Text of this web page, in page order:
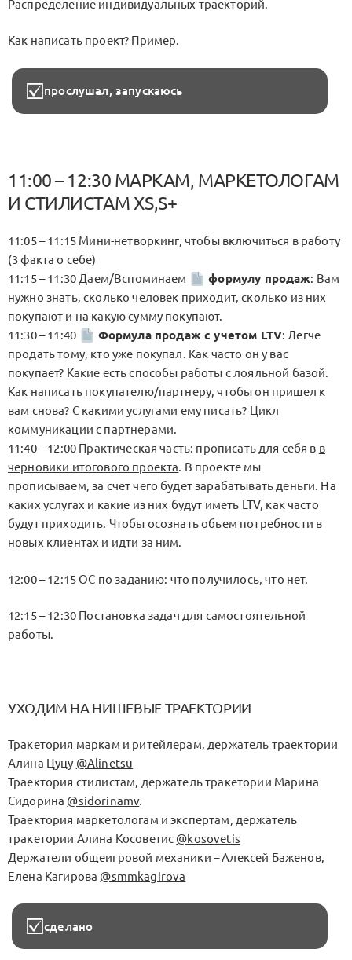
Распределение индивидуальных траекторий.
Как написать проект? Пример.
прослушал, запускаюсь
11:00 – 12:30 МАРКАМ, МАРКЕТОЛОГАМ
И СТИЛИСТАМ XS,S+
11:05 – 11:15 Мини-нетворкинг, чтобы включиться в работу
(3 факта о себе)
11:15 – 11:30 Даем/Вспоминаем
формулу продаж: Вам
нужно знать, сколько человек приходит, сколько из них
покупают и на какую сумму покупают.
11:30 – 11:40
Формула продаж с учетом LTV: Легче
продать тому, кто уже покупал. Как часто он у вас
покупает? Какие есть способы работы с лояльной базой.
Как написать покупателю/партнеру, чтобы он пришел к
вам снова? С какими услугами ему писать? Цикл
коммуникации с партнерами.
11:40 – 12:00 Практическая часть: прописать для себя в в
черновики итогового проекта. В проекте мы
прописываем, за счет чего будет зарабатывать деньги. На
каких услугах и какие из них будут иметь LTV, как часто
будут приходить. Чтобы осознать обьем потребности в
новых клиентах и идти за ним.
12:00 – 12:15 ОС по заданию: что получилось, что нет.
12:15 – 12:30 Постановка задач для самостоятельной
работы.
УХОДИМ НА НИШЕВЫЕ ТРАЕКТОРИИ
Тракетория маркам и ритейлерам, держатель траектории
Алина Цуцу @Alinetsu
Траектория стилистам, держатель тракетории Марина
Сидорина @sidorinamv.
Траектория маркетологам и экспертам, держатель
тракетории Алина Косоветис @kosovetis
Держатели общеигровой механики – Алексей Баженов,
Елена Кагирова @smmkagirova
сделано